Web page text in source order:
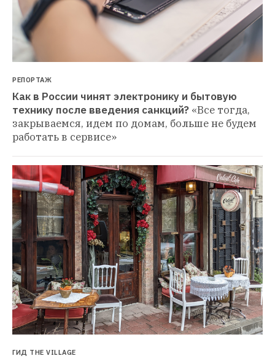
РЕПОРТАЖ
Как в России чинят электронику и бытовую
технику после введения санкций? «Все тогда,
закрываемся, идем по домам, больше не будем
работать в сервисе»
ГИД THE VILLAGE